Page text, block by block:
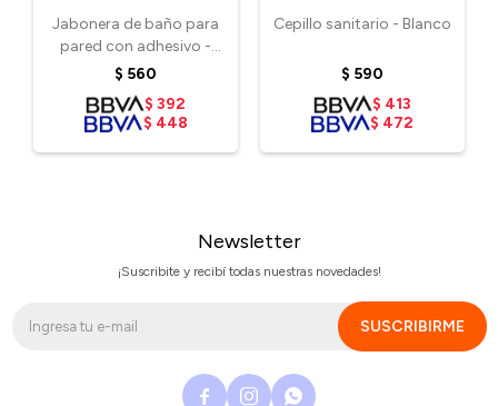
Jabonera de baño para
pared con adhesivo -
Blanco
$ 560
$ 392
$ 448
Cepillo sanitario - Blanco
$ 590
$ 413
$ 472
Newsletter
¡Suscribite y recibí todas nuestras novedades!
SUSCRIBIRME
  